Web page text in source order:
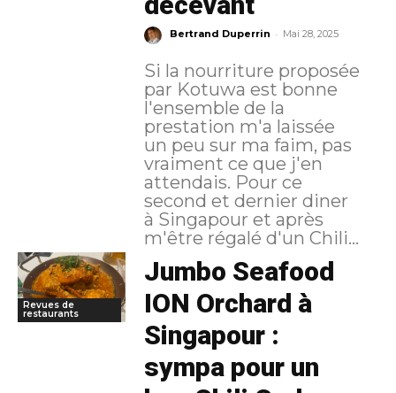
Bertrand Duperrin - Mai 28, 2025
Si la nourriture proposée
par Kotuwa est bonne
l'ensemble de la
prestation m'a laissée
un peu sur ma faim, pas
vraiment ce que j'en
attendais. Pour ce
second et dernier diner
à Singapour et après
m'être régalé d'un Chili...
Revues de
restaurants
Jumbo Seafood
ION Orchard à
Singapour :
sympa pour un